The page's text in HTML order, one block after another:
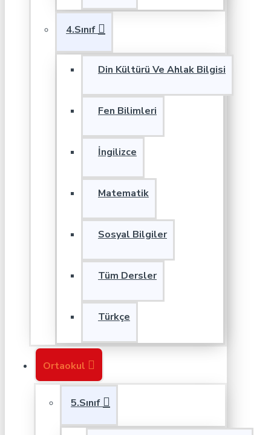
4.Sınıf
Din Kültürü Ve Ahlak Bilgisi
Fen Bilimleri
İngilizce
Matematik
Sosyal Bilgiler
Tüm Dersler
Türkçe
Ortaokul
5.Sınıf